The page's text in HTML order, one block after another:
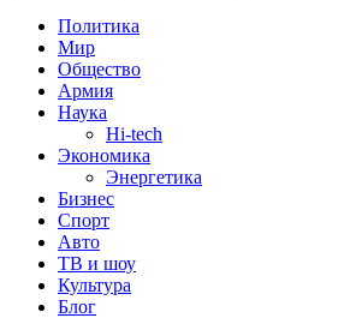
Политика
Мир
Общество
Армия
Наука
Hi-tech
Экономика
Энергетика
Бизнес
Спорт
Авто
ТВ и шоу
Культура
Блог